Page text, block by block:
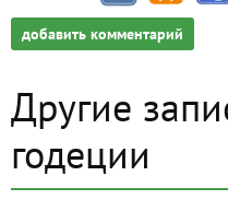
добавить комментарий
Другие
годеции